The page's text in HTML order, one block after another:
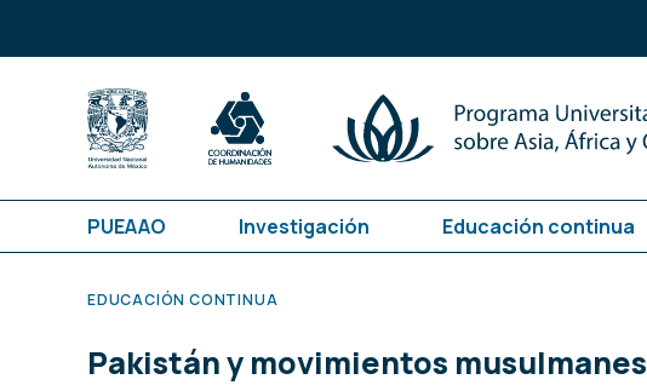
PUEAAO Investigación Educación continua
EDUCACIÓN CONTINUA
Pakistán y movimientos musulmanes